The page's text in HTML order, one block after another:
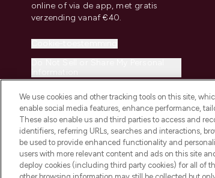
online of via de app, met gratis
verzending vanaf €40.
Information
2026 THG Beauty Europe GmbH Maximilianstrasse 54
We use cookies and other tracking tools on this site,
enable social media features, enhance performance,
These also enable us and third parties to access and
identifiers, referring URLs, searches and interactions,
be used to provide enhanced functionality and
users with more relevant content and ads on this site
deploy cookies (including third party cookies) for all of